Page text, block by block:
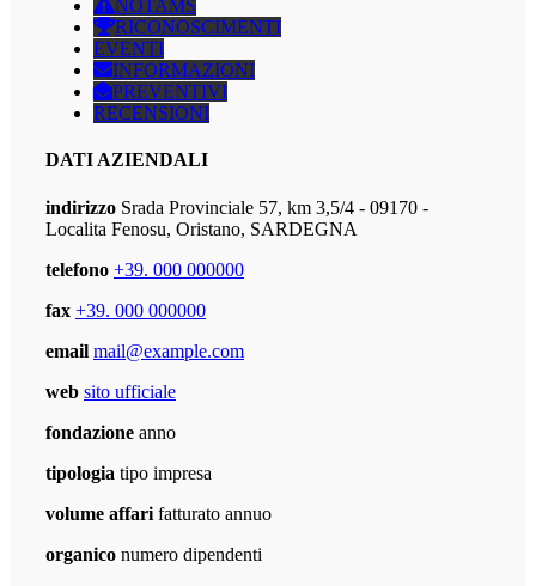
NOTAMS
RICONOSCIMENTI
EVENTI
INFORMAZIONI
PREVENTIVI
RECENSIONI
DATI AZIENDALI
indirizzo Srada Provinciale 57, km 3,5/4 - 09170 -
Localita Fenosu, Oristano, SARDEGNA
telefono +39. 000 000000
fax +39. 000 000000
email mail@example.com
web sito ufficiale
fondazione anno
tipologia tipo impresa
volume affari fatturato annuo
organico numero dipendenti